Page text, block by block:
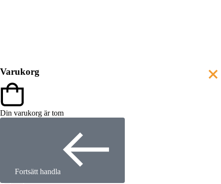
Varukorg
Din varukorg är tom
Fortsätt handla